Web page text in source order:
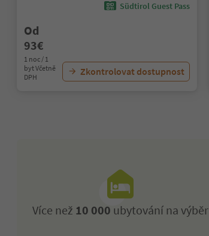
Südtirol Guest Pass
Od
93€
1 noc / 1
byt Včetně
DPH
Zkontrolovat dostupnost
Více než 10 000 ubytování na výběr